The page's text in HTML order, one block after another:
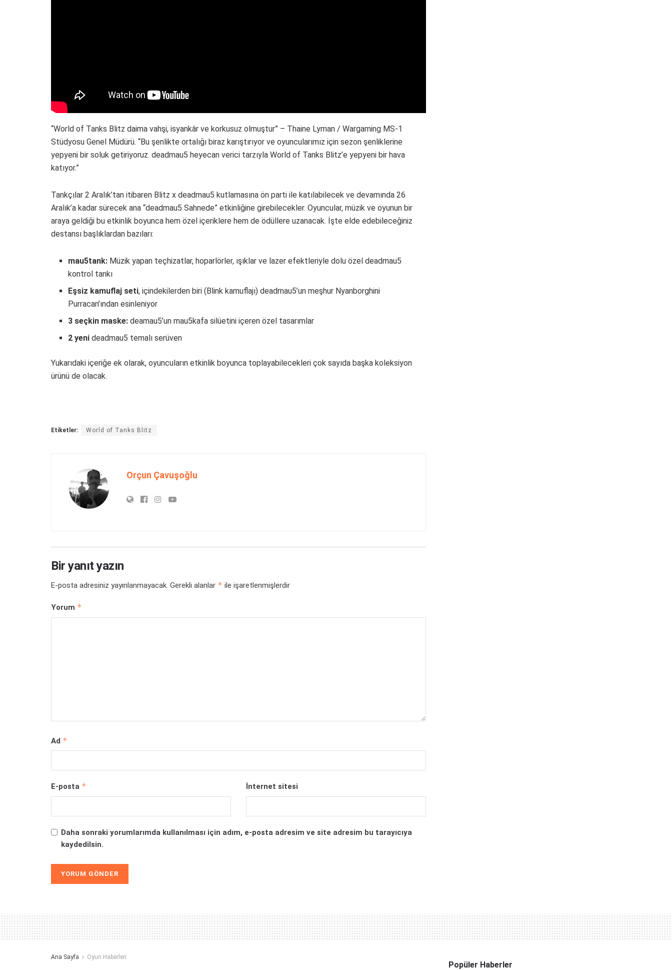
“World of Tanks Blitz daima vahşi, isyankâr ve korkusuz olmuştur” – Thaine Lyman / Wargaming MS-1
Stüdyosu Genel Müdürü. “Bu şenlikte ortalığı biraz karıştırıyor ve oyuncularımız için sezon şenliklerine
yepyeni bir soluk getiriyoruz. deadmau5 heyecan verici tarzıyla World of Tanks Blitz’e yepyeni bir hava
katıyor.”
Tankçılar 2 Aralık’tan itibaren Blitz x deadmau5 kutlamasına ön parti ile katılabilecek ve devamında 26
Aralık’a kadar sürecek ana “deadmau5 Sahnede” etkinliğine girebilecekler. Oyuncular, müzik ve oyunun bir
araya geldiği bu etkinlik boyunca hem özel içeriklere hem de ödüllere uzanacak. İşte elde edebileceğiniz
destansı başlıklardan bazıları:
mau5tank: Müzik yapan teçhizatlar, hoparlörler, ışıklar ve lazer efektleriyle dolu özel deadmau5
kontrol tankı
Eşsiz kamuflaj seti, içindekilerden biri (Blink kamuflajı) deadmau5’un meşhur Nyanborghini
Purracan’ından esinleniyor
3 seçkin maske: deamau5’un mau5kafa silüetini içeren özel tasarımlar
2 yeni deadmau5 temalı serüven
Yukarıdaki içeriğe ek olarak, oyuncuların etkinlik boyunca toplayabilecekleri çok sayıda başka koleksiyon
ürünü de olacak.
Etiketler: World of Tanks Blitz
Orçun Çavuşoğlu
Bir yanıt yazın
E-posta adresiniz yayınlanmayacak. Gerekli alanlar * ile işaretlenmişlerdir
Yorum *
Ad *
E-posta * İnternet sitesi
Daha sonraki yorumlarımda kullanılması için adım, e-posta adresim ve site adresim bu tarayıcıya
kaydedilsin.
Ana Sayfa Oyun Haberleri
Popüler Haberler